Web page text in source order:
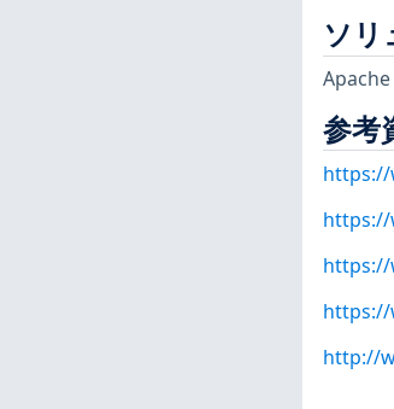
ソリ
Apache
参考
https://
https://
https://
https://
http://